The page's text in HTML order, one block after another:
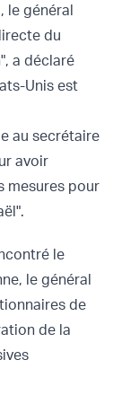
le général
du
a déclaré
Unis est
au secrétaire
avoir
mesures pour
le
le général
de
de la